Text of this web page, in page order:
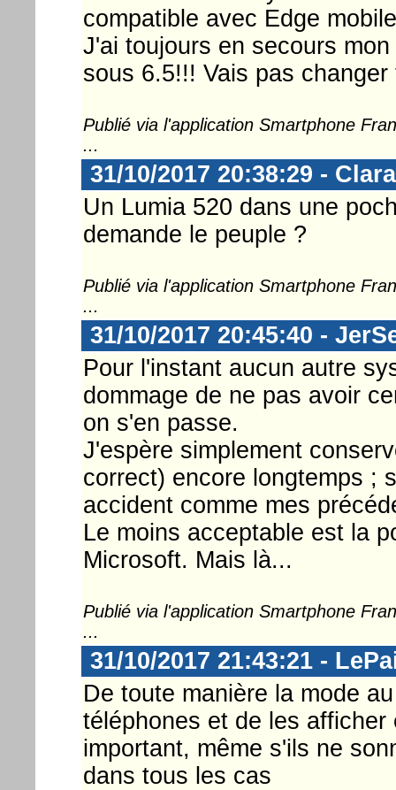
compatible avec Edge
J'ai toujours en secours
sous 6.5!!! Vais pas
Publié via l'application Smartphone
...
31/10/2017 20:38:29 -
Un Lumia 520 dans une
demande le peuple ?
Publié via l'application Smartphone
...
31/10/2017 20:45:40 -
Pour l'instant aucun autre
dommage de ne pas avoir
on s'en passe.
J'espère simplement
correct) encore longtemps ;
accident comme mes
Le moins acceptable est la
Microsoft. Mais là...
Publié via l'application Smartphone
...
31/10/2017 21:43:21 -
De toute manière la mode
téléphones et de les
important, même s'ils ne
dans tous les cas